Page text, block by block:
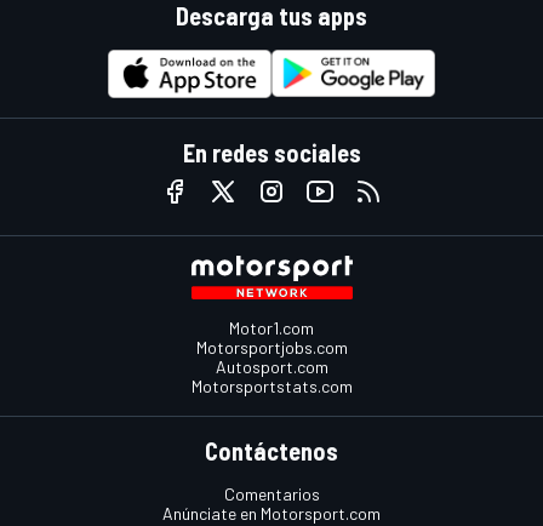
Descarga tus apps
En redes sociales
Motor1.com
Motorsportjobs.com
Autosport.com
Motorsportstats.com
Contáctenos
Comentarios
Anúnciate en Motorsport.com